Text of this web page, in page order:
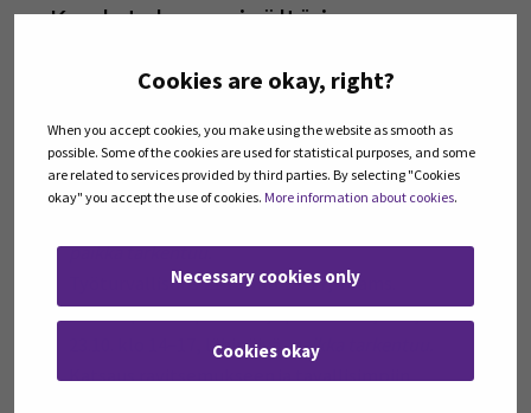
Cookies are okay, right?
When you accept cookies, you make using the website as smooth as
possible. Some of the cookies are used for statistical purposes, and some
are related to services provided by third parties. By selecting "Cookies
okay" you accept the use of cookies. More information about cookies.
Necessary cookies only
Cookies okay
Koulutuksen sisältö ja
Koulutuksessa keskitytään ravitsemisalan
perustaitoihin ja mm. seuraaviin aiheisiin:
Työskentely ravintola- ja catering-alalla,
paikka tarkentuu.
Työturvallisuus 21.10. klo 15-17, Teams.
Asiakaspalveluprosessi ja perustaitoja tarjoiluun,
23.10. klo 14–17, lähipäivä,paikka tarkentuu.
Katsaus ravitsemukseen ja tavallisimpiin